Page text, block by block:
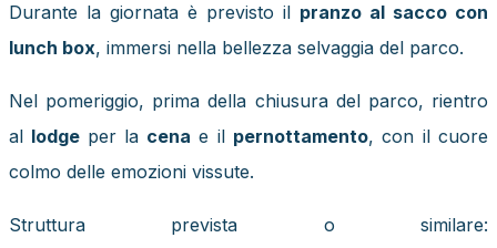
Durante la giornata è previsto il pranzo al sacco con
lunch box, immersi nella bellezza selvaggia del parco.
Nel pomeriggio, prima della chiusura del parco, rientro
al lodge per la cena e il pernottamento, con il cuore
colmo delle emozioni vissute.
Struttura prevista o similare: